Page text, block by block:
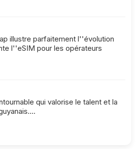
illustre parfaitement l''évolution
l''eSIM pour les opérateurs
qui valorise le talent et la